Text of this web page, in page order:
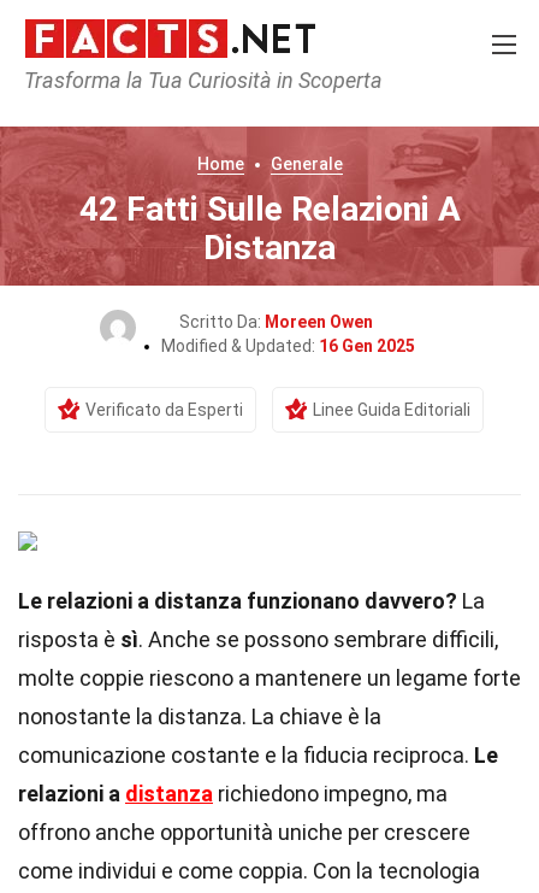
Trasforma la Tua Curiosità in Scoperta
Home Generale
42 Fatti Sulle Relazioni A
Distanza
Scritto Da: Moreen Owen
Modified & Updated: 16 Gen 2025
Verificato da Esperti Linee Guida Editoriali
Le relazioni a distanza funzionano davvero? La
risposta è sì. Anche se possono sembrare difficili,
molte coppie riescono a mantenere un legame forte
nonostante la distanza. La chiave è la
comunicazione costante e la fiducia reciproca. Le
relazioni a distanza richiedono impegno, ma
offrono anche opportunità uniche per crescere
come individui e come coppia. Con la tecnologia